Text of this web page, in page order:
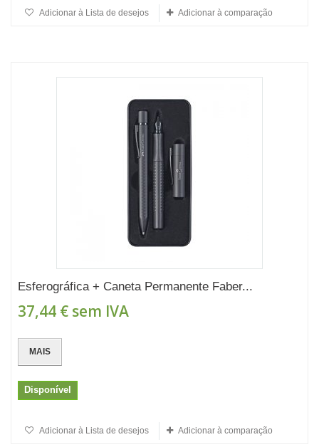
Adicionar à Lista de desejos Adicionar à comparação
Esferográfica + Caneta Permanente Faber...
37,44 € sem IVA
MAIS
Disponível
Adicionar à Lista de desejos Adicionar à comparação